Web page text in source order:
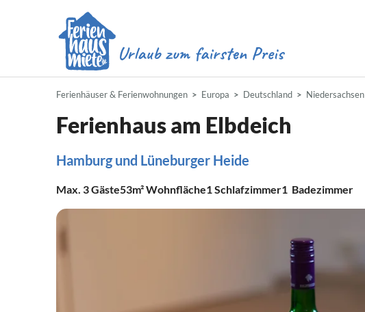
Ferienhäuser & Ferienwohnungen Europa Deutschland Niedersachsen
Ferienhaus am Elbdeich
Hamburg und Lüneburger Heide
Max. 3Gäste53m²Wohnfläche1Schlafzimmer1 Badezimmer